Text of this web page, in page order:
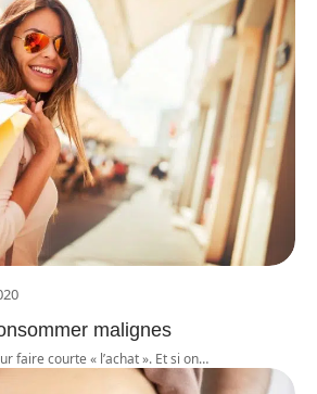
malignes
faire courte « l’achat ». Et si on…